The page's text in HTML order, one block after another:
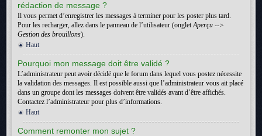
rédaction de message ?
Il vous permet d’enregistrer les messages à terminer pour les poster plus tard.
Pour les recharger, allez dans le panneau de l’utilisateur (ongletAperçu -->
Gestion des brouillons).
Haut
Pourquoi mon message doit être validé ?
L’administrateur peut avoir décidé que le forum dans lequel vous postez nécessite
la validation des messages. Il est possible aussi que l’administrateur vous ait placé
dans un groupe dont les messages doivent être validés avant d’être affichés.
Contactez l’administrateur pour plus d’informations.
Haut
Comment remonter mon sujet ?